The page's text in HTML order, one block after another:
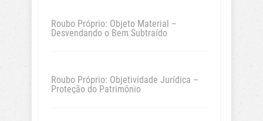
Roubo Próprio: Objeto Material –
Desvendando o Bem Subtraído
Roubo Próprio: Objetividade Jurídica –
Proteção do Patrimônio